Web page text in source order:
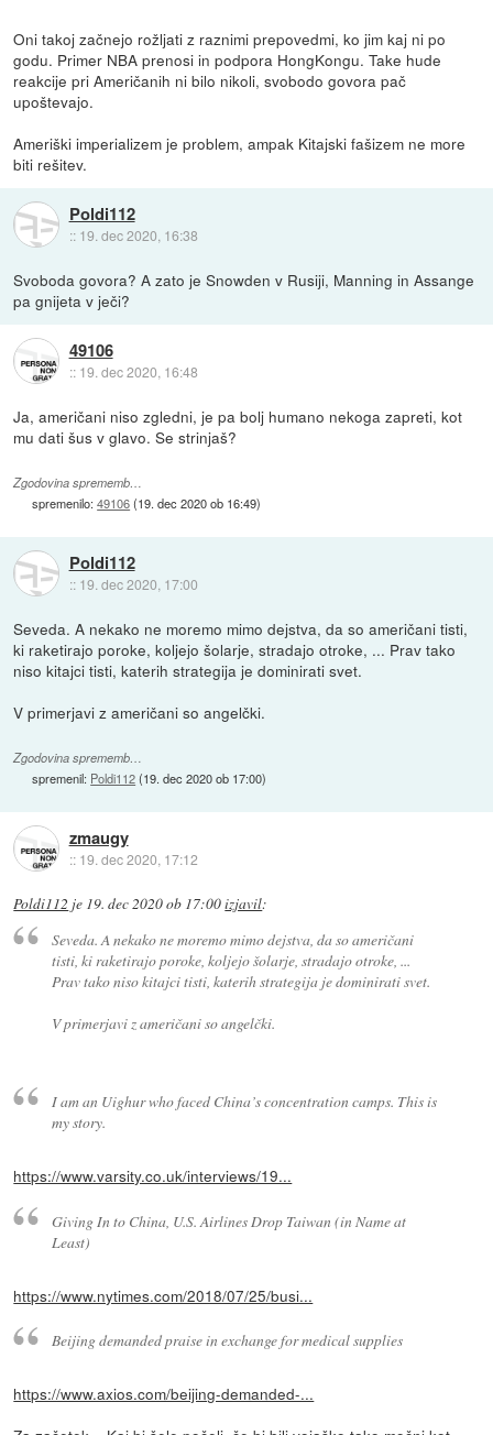
Oni takoj začnejo rožljati z raznimi prepovedmi, ko jim kaj ni po
godu. Primer NBA prenosi in podpora HongKongu. Take hude
reakcije pri Američanih ni bilo nikoli, svobodo govora pač
upoštevajo.
Ameriški imperializem je problem, ampak Kitajski fašizem ne more
biti rešitev.
Poldi112
:: 19. dec 2020, 16:38
Svoboda govora? A zato je Snowden v Rusiji, Manning in Assange
pa gnijeta v ječi?
49106
:: 19. dec 2020, 16:48
Ja, američani niso zgledni, je pa bolj humano nekoga zapreti, kot
mu dati šus v glavo. Se strinjaš?
Zgodovina sprememb…
spremenilo:49106(19. dec 2020 ob 16:49)
Poldi112
:: 19. dec 2020, 17:00
Seveda. A nekako ne moremo mimo dejstva, da so američani tisti,
ki raketirajo poroke, koljejo šolarje, stradajo otroke, ... Prav tako
niso kitajci tisti, katerih strategija je dominirati svet.
V primerjavi z američani so angelčki.
Zgodovina sprememb…
spremenil: Poldi112(19. dec 2020 ob 17:00)
zmaugy
:: 19. dec 2020, 17:12
Poldi112 je 19. dec 2020 ob 17:00izjavil:
Seveda. A nekako ne moremo mimo dejstva, da so američani
tisti, ki raketirajo poroke, koljejo šolarje, stradajo otroke, ...
Prav tako niso kitajci tisti, katerih strategija je dominirati svet.
V primerjavi z američani so angelčki.
I am an Uighur who faced China’s concentration camps. This is
my story.
https://www.varsity.co.uk/interviews/19...
Giving In to China, U.S. Airlines Drop Taiwan (in Name at
Least)
https://www.nytimes.com/2018/07/25/busi...
Beijing demanded praise in exchange for medical supplies
https://www.axios.com/beijing-demanded-...